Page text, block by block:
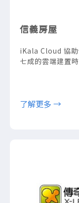
信義房屋
iKala Cloud 協助
七成的雲端建置
了解更多 →